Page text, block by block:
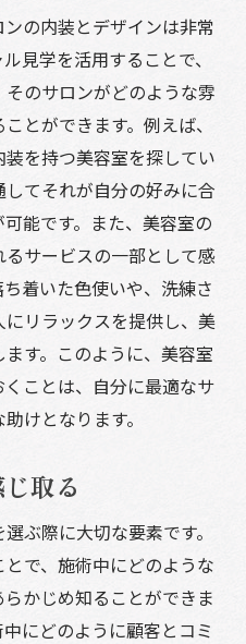
の内装とデザインは非常
見学を活用することで、
のサロンがどのような雰
とができます。例えば、
を持つ美容室を探してい
てそれが自分の好みに合
能です。また、美容室の
サービスの一部として感
着いた色使いや、洗練さ
リラックスを提供し、美
す。このように、美容室
ことは、自分に最適なサ
けとなります。
取る
ぶ際に大切な要素です。
で、施術中にどのような
かじめ知ることができま
にどのように顧客とコミ